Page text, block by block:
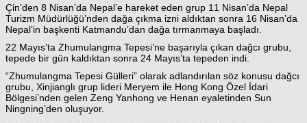
Çin’den 8 Nisan’da Nepal’e hareket eden grup 11 Nisan’da Nepal
Turizm Müdürlüğü’nden dağa çıkma izni aldıktan sonra 16 Nisan’da
Nepal’in başkenti Katmandu’dan dağa tırmanmaya başladı.
22 Mayıs’ta Zhumulangma Tepesi’ne başarıyla çıkan dağcı grubu,
tepede bir gün kaldıktan sonra 24 Mayıs’ta tepeden indi.
“Zhumulangma Tepesi Gülleri” olarak adlandırılan söz konusu dağcı
grubu, Xinjianglı grup lideri Meryem ile Hong Kong Özel İdari
Bölgesi’nden gelen Zeng Yanhong ve Henan eyaletinden Sun
Ningning’den oluşuyor.